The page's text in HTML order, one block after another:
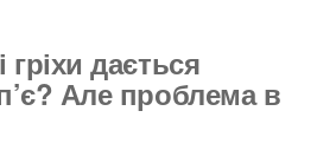
гріхи дається
Але проблема в